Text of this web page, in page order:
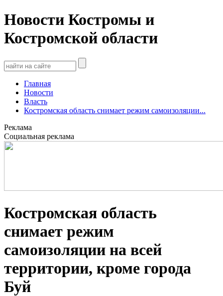
Новости Костромы и
Костромской области
Главная
Новости
Власть
Костромская область снимает режим самоизоляции...
Реклама
Социальная реклама
Костромская область
снимает режим
самоизоляции на всей
территории, кроме города
Буй